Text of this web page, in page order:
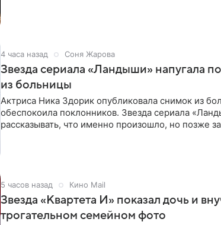
4 часа назад Соня Жарова
Звезда сериала «Ландыши» напугала
из больницы
Актриса Ника Здорик опубликовала снимок из
обеспокоила поклонников. Звезда сериала
рассказывать, что именно произошло, но позже
5 часов назад Кино Mail
Звезда «Квартета И» показал дочь и
трогательном семейном фото